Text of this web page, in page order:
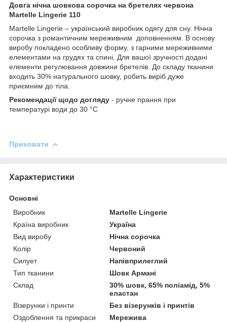
Довга нічна шовкова сорочка на бретелях червона
Martelle Lingerie 110
Martelle Lingerie – український виробник одягу для сну. Нічна
сорочка з романтичним мереживним доповненням. В основу
виробу покладено особливу форму, з гарними мереживними
елементами на грудях та спині. Для вашої зручності додані
елементи регулювання довжини бретелів. До складу тканини
входить 30% натурального шовку, робить виріб дуже
приємним до тіла.
Рекомендації щодо догляду - ручне прання при
температурі води до 30 °C
Приховати
Характеристики
Основні
Виробник
Martelle Lingerie
Країна виробник
Україна
Вид виробу
Нічна сорочка
Колір
Червоний
Силует
Напівприлеглий
Тип тканини
Шовк Армані
Склад
30% шовк, 65% поліамід, 5%
еластан
Візерунки і принти
Без візерунків і принтів
Оздоблення та прикраси
Мережива